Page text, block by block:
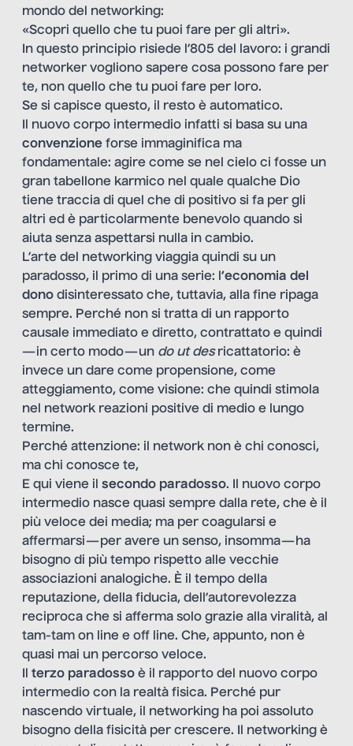
mondo del networking:
«Scopri quello che tu puoi fare per gli altri».
In questo principio risiede l’805 del lavoro: i grandi
networker vogliono sapere cosa possono fare per
te, non quello che tu puoi fare per loro.
Se si capisce questo, il resto è automatico.
Il nuovo corpo intermedio infatti si basa su una
convenzione forse immaginifica ma
fondamentale: agire come se nel cielo ci fosse un
gran tabellone karmico nel quale qualche Dio
tiene traccia di quel che di positivo si fa per gli
altri ed è particolarmente benevolo quando si
aiuta senza aspettarsi nulla in cambio.
L’arte del networking viaggia quindi su un
paradosso, il primo di una serie: l ’economia del
dono disinteressato che, tuttavia, alla fine ripaga
sempre. Perché non si tratta di un rapporto
causale immediato e diretto, contrattato e quindi
— in certo modo — un do ut desricattatorio: è
invece un dare come propensione, come
atteggiamento, come visione: che quindi stimola
nel network reazioni positive di medio e lungo
termine.
Perché attenzione: il network non è chi conosci,
ma chi conosce te,
E qui viene il secondo paradosso. Il nuovo corpo
intermedio nasce quasi sempre dalla rete, che è il
più veloce dei media; ma per coagularsi e
affermarsi — per avere un senso, insomma — ha
bisogno di più tempo rispetto alle vecchie
associazioni analogiche. È il tempo della
reputazione, della fiducia, dell’autorevolezza
reciproca che si afferma solo grazie alla viralità, al
tam-tam on line e off line. Che, appunto, non è
quasi mai un percorso veloce.
terzo paradosso è il rapporto del nuovo corpo
intermedio con la realtà fisica. Perché pur
nascendo virtuale, il networking ha poi assoluto
bisogno della fisicità per crescere. Il networking è